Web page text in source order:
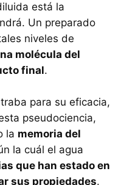
está la
Un preparado
niveles de
molécula del
final.
para su eficacia,
pseudociencia,
la memoria del
la cuál el agua
que han estado en
sus propiedades.